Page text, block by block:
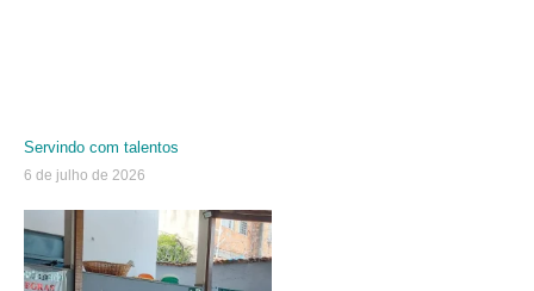
Servindo com talentos
6 de julho de 2026